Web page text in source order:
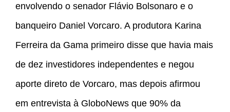
envolvendo o senador Flávio Bolsonaro e o
banqueiro Daniel Vorcaro. A produtora Karina
Ferreira da Gama primeiro disse que havia mais
de dez investidores independentes e negou
aporte direto de Vorcaro, mas depois afirmou
em entrevista à GloboNews que 90% da